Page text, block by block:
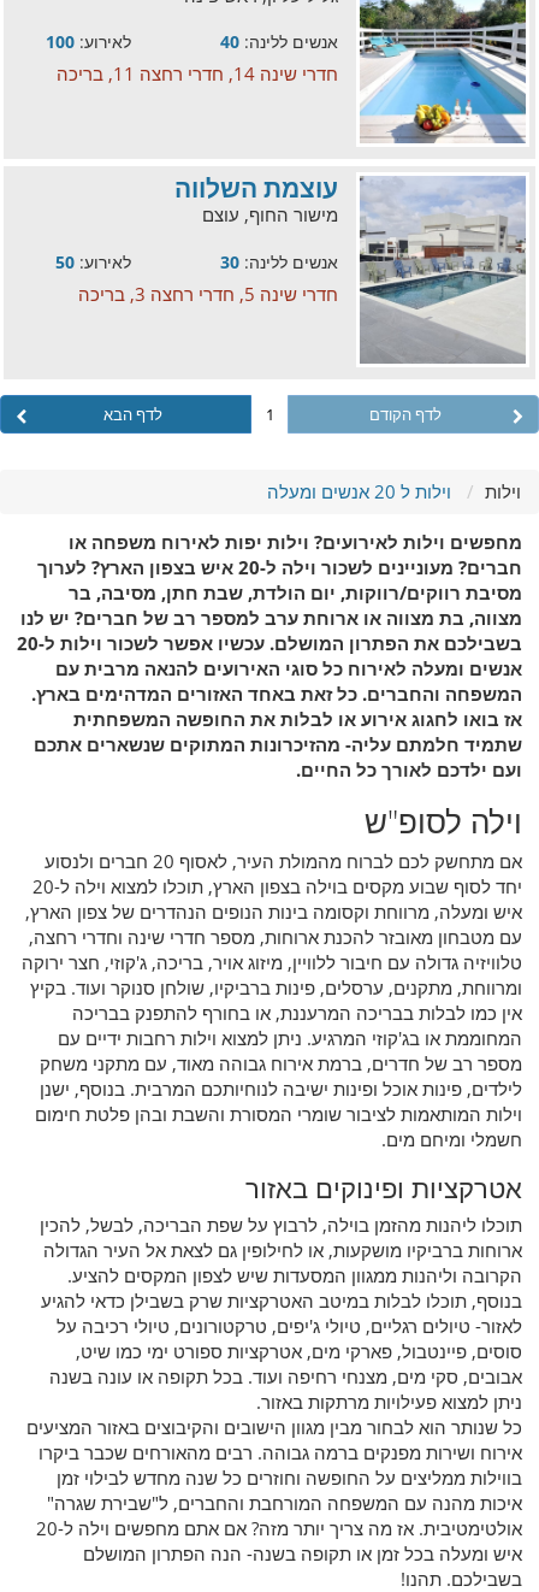
אנשים ללינה: 40 לאירוע: 100
חדרי שינה 14, חדרי רחצה 11, בריכה
עוצמת השלווה
מישור החוף, עוצם
אנשים ללינה: 30 לאירוע: 50
חדרי שינה 5, חדרי רחצה 3, בריכה
לדף הקודם 1 לדף הבא
וילות וילות ל 20 אנשים ומעלה
מחפשים וילות לאירועים? וילות יפות לאירוח משפחה או
חברים? מעוניינים לשכור וילה ל-20 איש בצפון הארץ? לערוך
מסיבת רווקים/רווקות, יום הולדת, שבת חתן, מסיבה, בר
מצווה, בת מצווה או ארוחת ערב למספר רב של חברים? יש לנו
בשבילכם את הפתרון המושלם. עכשיו אפשר לשכור וילות ל-20
אנשים ומעלה לאירוח כל סוגי האירועים להנאה מרבית עם
המשפחה והחברים. כל זאת באחד האזורים המדהימים בארץ.
אז בואו לחגוג אירוע או לבלות את החופשה המשפחתית
שתמיד חלמתם עליה- מהזיכרונות המתוקים שנשארים אתכם
ועם ילדכם לאורך כל החיים.
וילה לסופ"ש
אם מתחשק לכם לברוח מהמולת העיר, לאסוף 20 חברים ולנסוע
יחד לסוף שבוע מקסים בוילה בצפון הארץ, תוכלו למצוא וילה ל-20
איש ומעלה, מרווחת וקסומה בינות הנופים הנהדרים של צפון הארץ,
עם מטבחון מאובזר להכנת ארוחות, מספר חדרי שינה וחדרי רחצה,
טלוויזיה גדולה עם חיבור ללוויין, מיזוג אויר, בריכה, ג'קוזי, חצר ירוקה
ומרווחת, מתקנים, ערסלים, פינות ברביקיו, שולחן סנוקר ועוד. בקיץ
אין כמו לבלות בבריכה המרעננת, או בחורף להתפנק בבריכה
המחוממת או בג'קוזי המרגיע. ניתן למצוא וילות רחבות ידיים עם
מספר רב של חדרים, ברמת אירוח גבוהה מאוד, עם מתקני משחק
לילדים, פינות אוכל ופינות ישיבה לנוחיותכם המרבית. בנוסף, ישנן
וילות המותאמות לציבור שומרי המסורת והשבת ובהן פלטת חימום
חשמלי ומיחם מים.
אטרקציות ופינוקים באזור
תוכלו ליהנות מהזמן בוילה, לרבוץ על שפת הבריכה, לבשל, להכין
ארוחות ברביקיו מושקעות, או לחילופין גם לצאת אל העיר הגדולה
הקרובה וליהנות ממגוון המסעדות שיש לצפון המקסים להציע.
בנוסף, תוכלו לבלות במיטב האטרקציות שרק בשבילן כדאי להגיע
לאזור- טיולים רגליים, טיולי ג'יפים, טרקטורונים, טיולי רכיבה על
סוסים, פיינטבול, פארקי מים, אטרקציות ספורט ימי כמו שיט,
אבובים, סקי מים, מצנחי רחיפה ועוד. בכל תקופה או עונה בשנה
ניתן למצוא פעילויות מרתקות באזור.
כל שנותר הוא לבחור מבין מגוון הישובים והקיבוצים באזור המציעים
אירוח ושירות מפנקים ברמה גבוהה. רבים מהאורחים שכבר ביקרו
בווילות ממליצים על החופשה וחוזרים כל שנה מחדש לבילוי זמן
איכות מהנה עם המשפחה המורחבת והחברים, ל"שבירת שגרה"
אולטימטיבית. אז מה צריך יותר מזה? אם אתם מחפשים וילה ל-20
איש ומעלה בכל זמן או תקופה בשנה- הנה הפתרון המושלם
בשבילכם. תהנו!